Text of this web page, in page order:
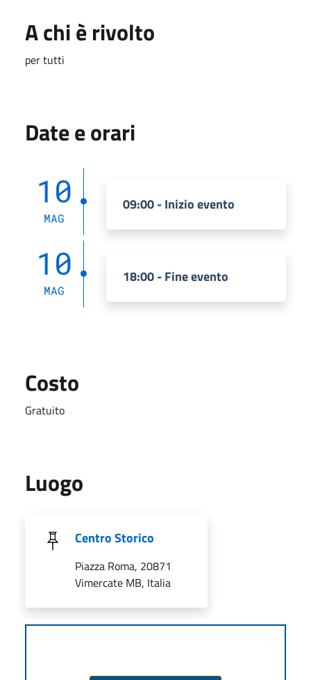
A chi è rivolto
per tutti
Date e orari
10
MAG
09:00 - Inizio evento
10
MAG
18:00 - Fine evento
Costo
Gratuito
Luogo
Centro Storico
Piazza Roma, 20871
Vimercate MB, Italia